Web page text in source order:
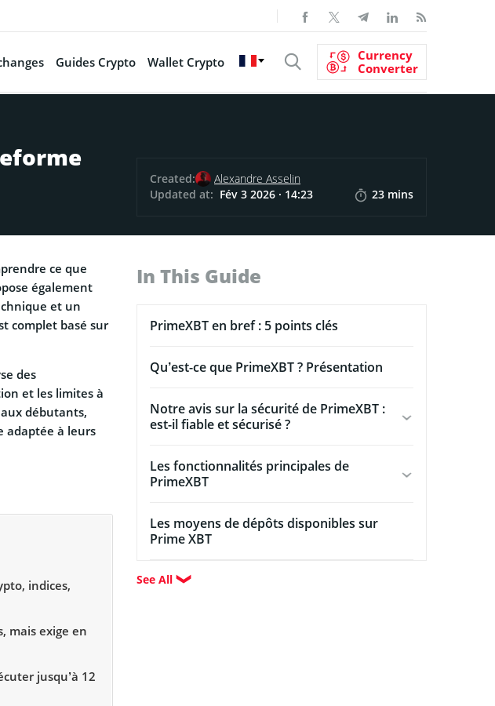
Guides Crypto Wallet Crypto
Currency
Converter
Created:
Alexandre Asselin
Updated at: Fév 3 2026 · 14:23 23 mins
ce que
également
et un
complet basé sur
des
et les limites à
débutants,
adaptée à leurs
indices,
mais exige en
jusqu’à 12
In This Guide
PrimeXBT en bref : 5 points clés
Qu’est-ce que PrimeXBT ? Présentation
Notre avis sur la sécurité de PrimeXBT :
est-il fiable et sécurisé ?
Les fonctionnalités principales de
PrimeXBT
Les moyens de dépôts disponibles sur
Prime XBT
See All